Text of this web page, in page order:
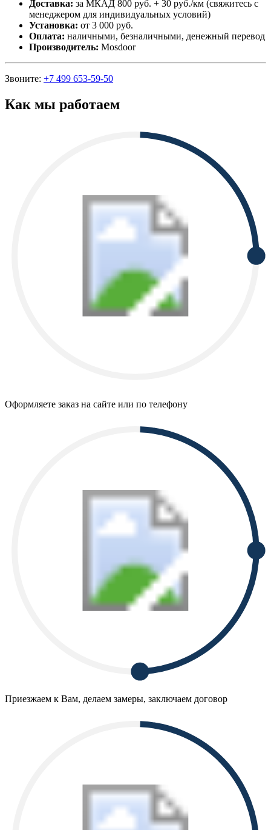
Доставка: за МКАД 800 руб. + 30 руб./км (свяжитесь с
менеджером для индивидуальных условий)
Установка: от 3 000 руб.
Оплата: наличными, безналичными, денежный перевод
Производитель: Mosdoor
Звоните: +7 499 653-59-50
Как мы работаем
Оформляете заказ на сайте или по телефону
Приезжаем к Вам, делаем замеры, заключаем договор